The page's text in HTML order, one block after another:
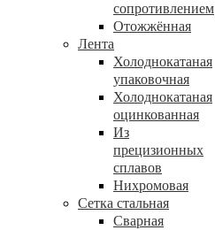
сопротивлением
Отожжённая
Лента
Холоднокатаная
упаковочная
Холоднокатаная
оцинкованная
Из
прецизионных
сплавов
Нихромовая
Сетка стальная
Сварная